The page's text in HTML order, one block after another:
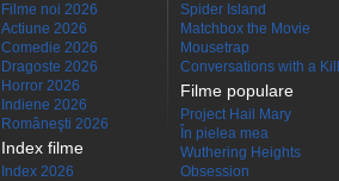
Filme noi 2026
Actiune 2026
Comedie 2026
Dragoste 2026
Horror 2026
Indiene 2026
Româneşti 2026
Index filme
Index 2026
Spider Island
Matchbox the Movie
Mousetrap
Conversations with a
Filme populare
Project Hail Mary
În pielea mea
Wuthering Heights
Obsession